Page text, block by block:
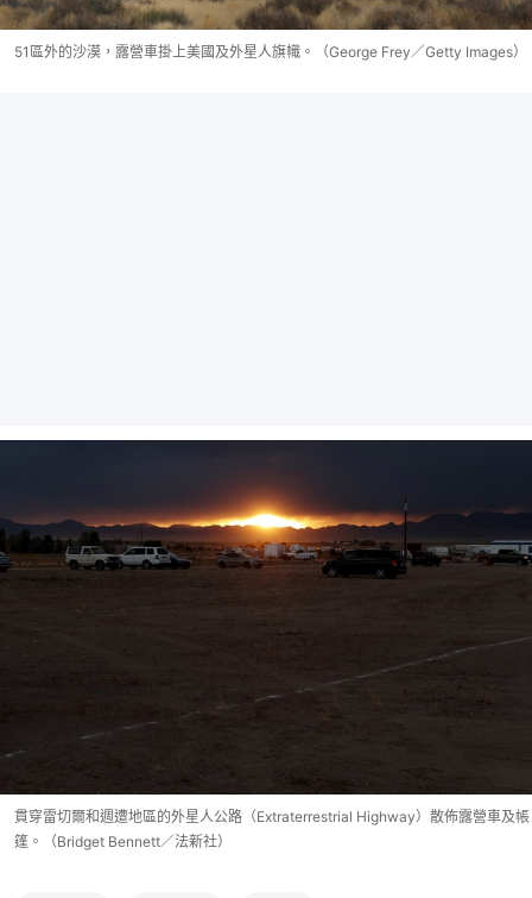
51區外的沙漠，露營車掛上美國及外星人旗幟。（George Frey／Getty Images）
貫穿雷切爾和週遭地區的外星人公路（Extraterrestrial Highway）散佈露營車及帳
篷。（Bridget Bennett／法新社）